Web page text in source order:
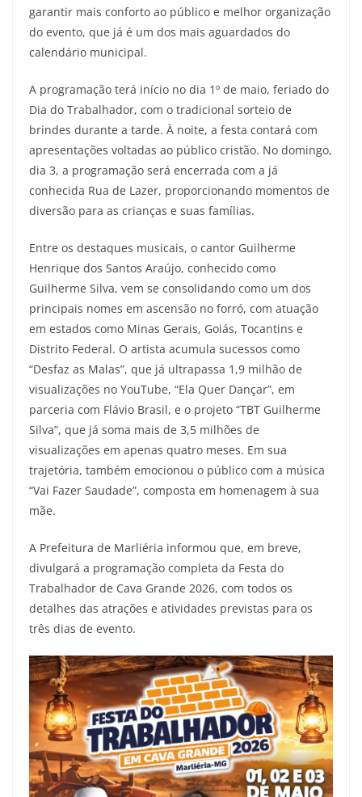
garantir mais conforto ao público e melhor organização
do evento, que já é um dos mais aguardados do
calendário municipal.
A programação terá início no dia 1º de maio, feriado do
Dia do Trabalhador, com o tradicional sorteio de
brindes durante a tarde. À noite, a festa contará com
apresentações voltadas ao público cristão. No domingo,
dia 3, a programação será encerrada com a já
conhecida Rua de Lazer, proporcionando momentos de
diversão para as crianças e suas famílias.
Entre os destaques musicais, o cantor Guilherme
Henrique dos Santos Araújo, conhecido como
Guilherme Silva, vem se consolidando como um dos
principais nomes em ascensão no forró, com atuação
em estados como Minas Gerais, Goiás, Tocantins e
Distrito Federal. O artista acumula sucessos como
“Desfaz as Malas”, que já ultrapassa 1,9 milhão de
visualizações no YouTube, “Ela Quer Dançar”, em
parceria com Flávio Brasil, e o projeto “TBT Guilherme
Silva”, que já soma mais de 3,5 milhões de
visualizações em apenas quatro meses. Em sua
trajetória, também emocionou o público com a música
“Vai Fazer Saudade”, composta em homenagem à sua
mãe.
A Prefeitura de Marliéria informou que, em breve,
divulgará a programação completa da Festa do
Trabalhador de Cava Grande 2026, com todos os
detalhes das atrações e atividades previstas para os
três dias de evento.